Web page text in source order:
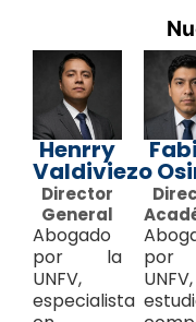
Henrry
Valdiviezo
Director
General
Abogado
por la
UNFV,
especialista